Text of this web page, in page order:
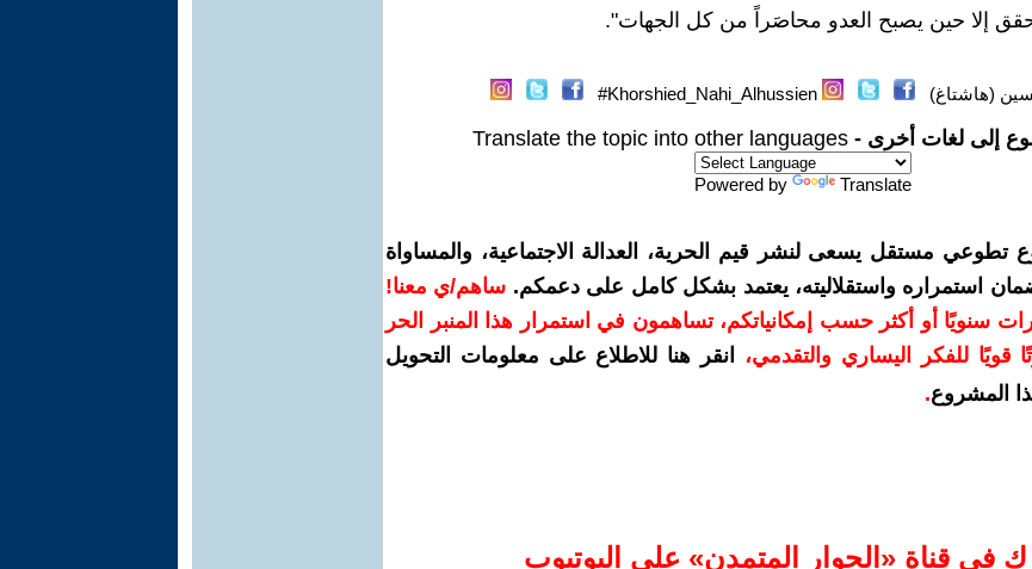
إلا حين يصبح العدو محاصَراً من كل الجهات".
(هاشتاغ) Khorshied_Nahi_Alhussien#
إلى لغات أخرى - Translate the topic into other languages
Powered by Translate
تطوعي مستقل يسعى لنشر قيم الحرية، العدالة الاجتماعية، والمساواة
استمراره واستقلاليته، يعتمد بشكل كامل على دعمكم. ساهم/ي معنا!
بمبلغ 10 دولارات سنويًا أو أكثر حسب إمكانياتكم، تساهمون في استمرار هذا المنبر الحر
قويًا للفكر اليساري والتقدمي،
انقر هنا للاطلاع على معلومات التحويل
المشروع.
في قناة ‫«الحوار المتمدن» على اليوتيوب